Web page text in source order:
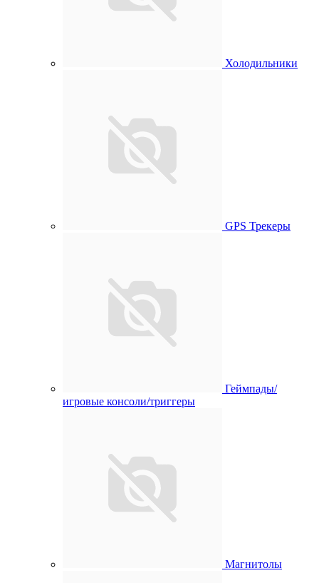
Холодильники
GPS Трекеры
Геймпады/
игровые консоли/триггеры
Магнитолы